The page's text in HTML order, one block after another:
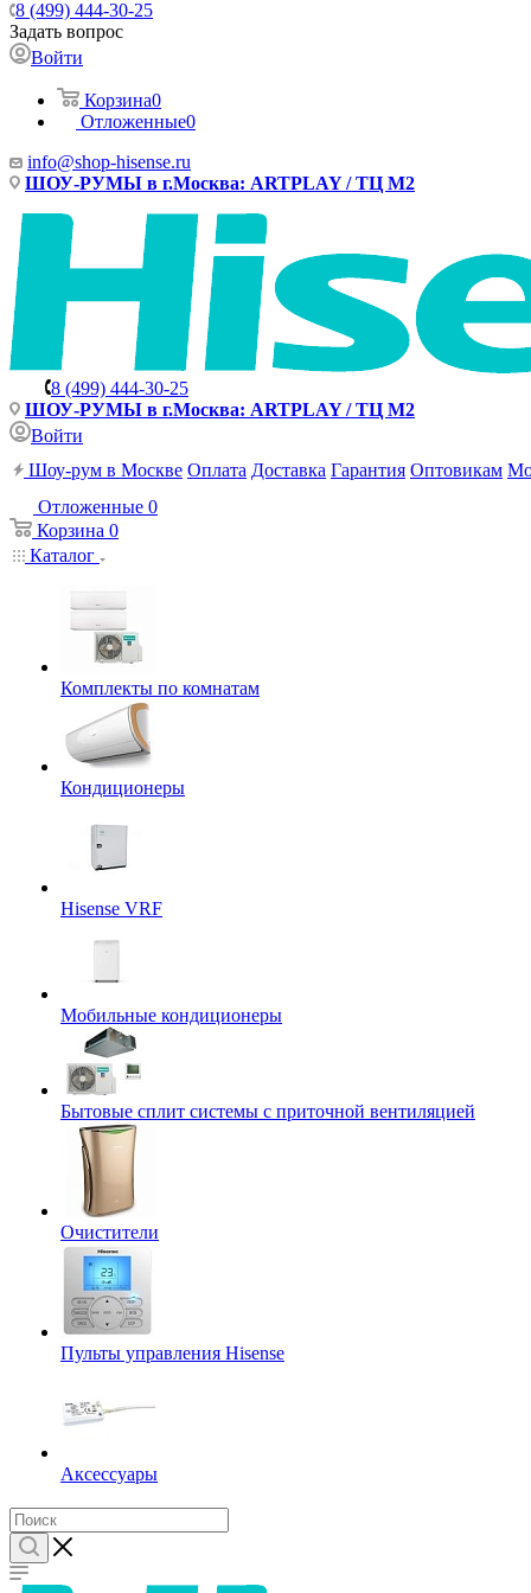
8 (499) 444-30-25
Задать вопрос
Войти
Корзина0
Отложенные0
info@shop-hisense.ru
ШОУ-РУМЫ в г.Москва: ARTPLAY / ТЦ М2
8 (499) 444-30-25
ШОУ-РУМЫ в г.Москва: ARTPLAY / ТЦ М2
Войти
Шоу-рум в Москве Оплата Доставка Гарантия Оптовикам
Отложенные 0
Корзина 0
Каталог
Комплекты по комнатам
Кондиционеры
Hisense VRF
Мобильные кондиционеры
Бытовые сплит системы с приточной вентиляцией
Очистители
Пульты управления Hisense
Аксессуары